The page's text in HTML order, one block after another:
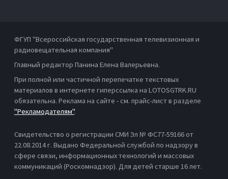
ФГУП "Всероссийская государственная телевизионная и
радиовещательная компания"
Главный редактор Панина Елена Валерьевна.
При полной или частичной перепечатке текстовых
материалов в интернете гиперссылка на LOTOSGTRK.RU
обязательна. Реклама на сайте - см. прайс-лист в разделе
"Рекламодателям".
Свидетельство о регистрации СМИ Эл № ФС77-59166 от
22.08.2014 г. Выдано Федеральной службой по надзору в
сфере связи, информационных технологий и массовых
коммуникаций (Роскомнадзор). Для детей старше 16 лет.